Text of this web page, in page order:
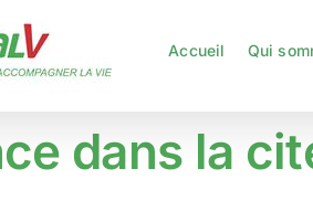
Accueil Qui
dans la